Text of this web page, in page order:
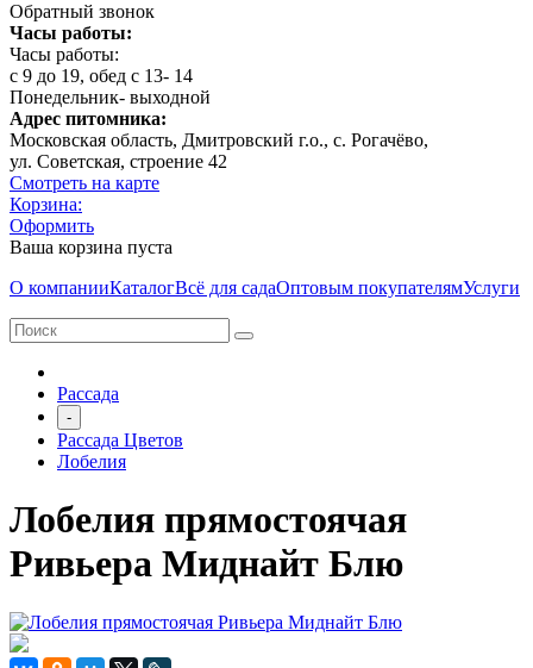
Обратный звонок
Часы работы:
Часы работы:
с 9 до 19, обед с 13- 14
Понедельник- выходной
Адрес питомника:
Московская область, Дмитровcкий г.о., с. Рогачёво,
ул. Советская, строение 42
Смотреть на карте
Корзина:
Оформить
Ваша корзина пуста
О компанииКаталогВсё для садаОптовым покупателямУслуги
Рассада
-
Рассада Цветов
Лобелия
Лобелия прямостоячая
Ривьера Миднайт Блю